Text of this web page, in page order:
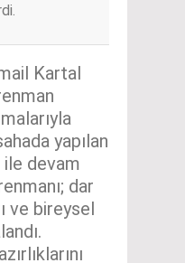
Kartal
yapılan
ile devam
dar
ve bireysel